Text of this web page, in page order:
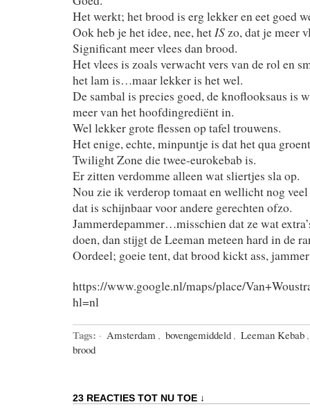
Het werkt; het brood is erg lekker en eet goed
Ook heb je het idee, nee, het ISzo, dat je meer
Significant meer vlees dan brood.
Het vlees is zoals verwacht vers van de rol en
het lam is…maar lekker is het wel.
De sambal is precies goed, de knoflooksaus is
meer van het hoofdingrediënt in.
Wel lekker grote flessen op tafel trouwens.
Het enige, echte, minpuntje is dat het qua
Twilight Zone die twee-eurokebab is.
Er zitten verdomme alleen wat sliertjes sla op.
Nou zie ik verderop tomaat en wellicht nog
dat is schijnbaar voor andere gerechten ofzo.
Jammerdepammer…misschien dat ze wat
doen, dan stijgt de Leeman meteen hard in de
Oordeel; goeie tent, dat brood kickt ass,
https://www.google.nl/maps/place/
hl=nl
Tags: · Amsterdam , bovengemiddeld , Leeman Kebab
brood
23 REACTIES TOT NU TOE ↓